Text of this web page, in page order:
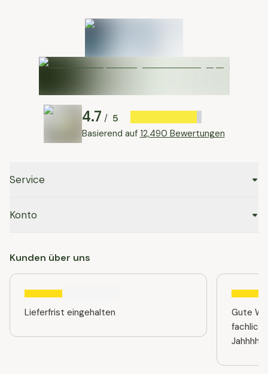
4.7 / 5
Basierend auf 12,490 Bewertungen
Service
Konto
Kunden über uns
Lieferfrist eingehalten
Gute
fachlich